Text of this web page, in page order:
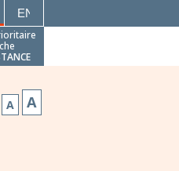
ENGLISH
A A